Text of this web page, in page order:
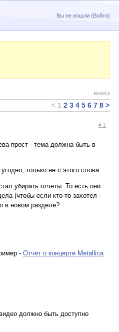
Вы не вошли (Войти)
вниз
< 1 2 3 4 5 6 7 8 >
# 1
прост - тема должна быть в
только не с этого слова.
убирать отчеты. То есть они
(чтобы если кто-то захотел -
в новом разделе?
- Отчёт о концерте Metallica
должно быть доступно